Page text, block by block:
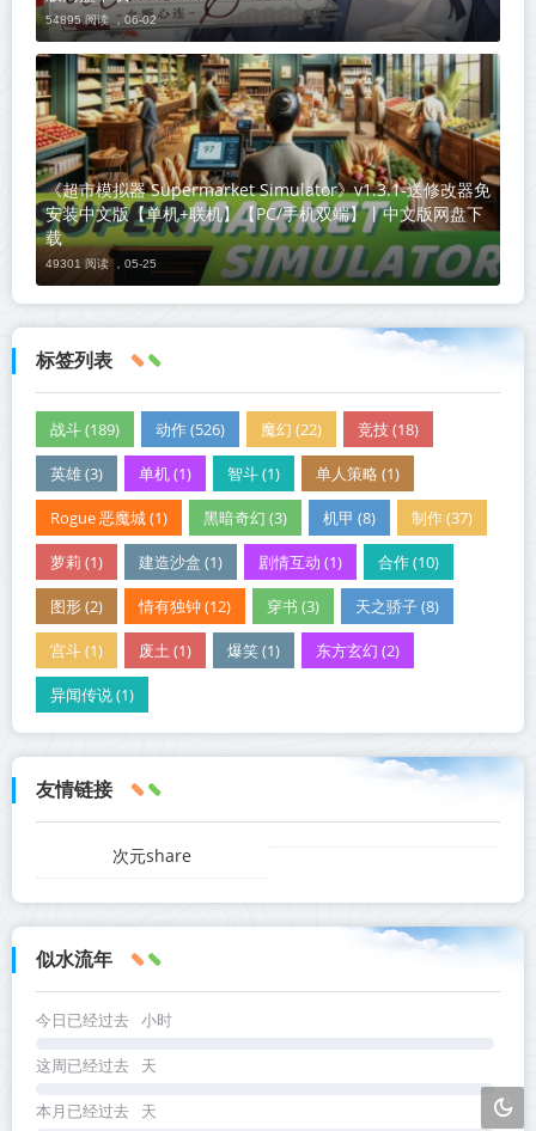
54895 阅读 ， 06-02
《超市模拟器 Supermarket Simulator》v1.3.1-送修改器免
安装中文版【单机+联机】【PC/手机双端】丨中文版网盘下
载
49301 阅读 ， 05-25
标签列表
战斗 (189) 动作 (526) 魔幻 (22) 竞技 (18)
英雄 (3) 单机 (1) 智斗 (1) 单人策略 (1)
Rogue 恶魔城 (1) 黑暗奇幻 (3) 机甲 (8) 制作 (37)
萝莉 (1) 建造沙盒 (1) 剧情互动 (1) 合作 (10)
图形 (2) 情有独钟 (12) 穿书 (3) 天之骄子 (8)
宫斗 (1) 废土 (1) 爆笑 (1) 东方玄幻 (2)
异闻传说 (1)
友情链接
次元share
似水流年
今日已经过去 小时
这周已经过去 天
本月已经过去 天